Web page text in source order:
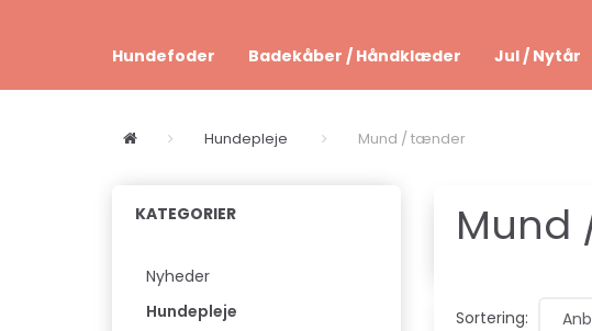
Hundefoder Badekåber / Håndklæder Jul / Nytår
Hundepleje Mund / tænder
KATEGORIER
Nyheder
Hundepleje
Sortering: